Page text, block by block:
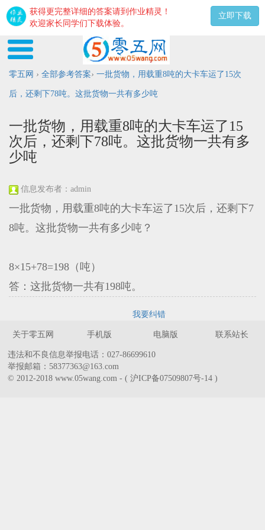
获得更完整详细的答案请到作业精灵！
欢迎家长同学们下载体验。
立即下载
零五网 › 全部参考答案› 一批货物，用载重8吨的大卡车运了15次
后，还剩下78吨。这批货物一共有多少吨
一批货物，用载重8吨的大卡车运了15
次后，还剩下78吨。这批货物一共有多
少吨
信息发布者：admin
一批货物，用载重8吨的大卡车运了15次后，还剩下7
8吨。这批货物一共有多少吨？
8×15+78=198（吨）
答：这批货物一共有198吨。
我要纠错
关于零五网 手机版 电脑版 联系站长
违法和不良信息举报电话：027-86699610
举报邮箱：58377363@163.com
© 2012-2018 www.05wang.com - ( 沪ICP备07509807号-14 )